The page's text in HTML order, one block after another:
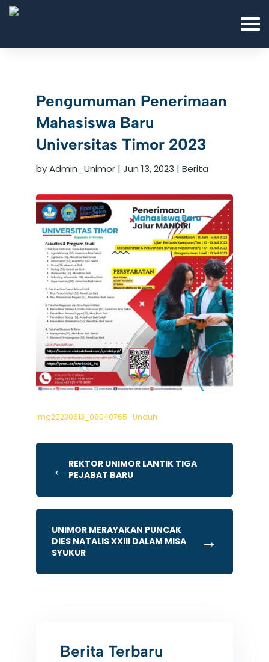
Pengumuman Penerimaan
Mahasiswa Baru
Universitas Timor 2023
byAdmin_Unimor| Jun 13, 2023 | Berita
img20230613_08040765 Unduh
← REKTOR UNIMOR LANTIK TIGA
PEJABAT BARU
UNIMOR MERAYAKAN PUNCAK
DIES NATALIS XXIII DALAM MISA
SYUKUR
→
Berita Terbaru